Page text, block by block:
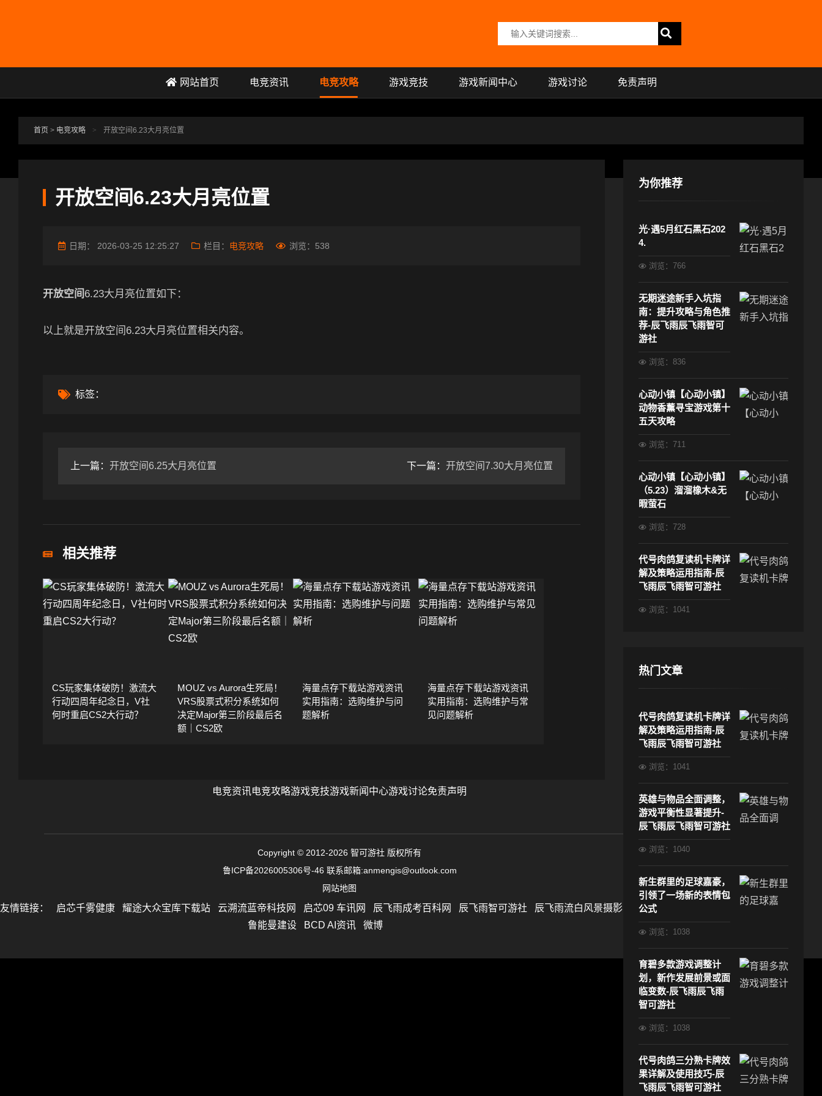
搜索关键词
网站首页 电竞资讯 电竞攻略 游戏竞技 游戏新闻中心 游戏讨论 免责声明
首页 > 电竞攻略 > 开放空间6.23大月亮位置
开放空间6.23大月亮位置
日期： 2026-03-25 12:25:27 栏目： 电竞攻略 浏览： 538
开放空间 6.23大月亮位置如下：
以上就是开放空间6.23大月亮位置相关内容。
标签：
上一篇： 开放空间6.25大月亮位置 下一篇： 开放空间7.30大月亮位置
相关推荐
CS玩家集体破防！激流大
行动四周年纪念日，V社
何时重启CS2大行动？
MOUZ vs Aurora生死局！
VRS股票式积分系统如何
决定Major第三阶段最后名
额｜CS2欧
海量点存下载站游戏资讯
实用指南：选购维护与问
题解析
海量点存下载站游戏资讯
实用指南：选购维护与常
见问题解析
为你推荐
光·遇5月红石黑石202
4.
浏览：766
无期迷途新手入坑指
南：提升攻略与角色推
荐-辰飞雨辰飞雨智可
游社
浏览：836
心动小镇【心动小镇】
动物香薰寻宝游戏第十
五天攻略
浏览：711
心动小镇【心动小镇】
（5.23）溜溜橡木&无
暇萤石
浏览：728
代号肉鸽复读机卡牌详
解及策略运用指南-辰
飞雨辰飞雨智可游社
浏览：1041
热门文章
代号肉鸽复读机卡牌详
解及策略运用指南-辰
飞雨辰飞雨智可游社
浏览：1041
英雄与物品全面调整，
游戏平衡性显著提升-
辰飞雨辰飞雨智可游社
浏览：1040
新生群里的足球嘉豪，
引领了一场新的表情包
公式
浏览：1038
育碧多款游戏调整计
划，新作发展前景或面
临变数-辰飞雨辰飞雨
智可游社
浏览：1038
代号肉鸽三分熟卡牌效
果详解及使用技巧-辰
飞雨辰飞雨智可游社
电竞资讯电竞攻略游戏竞技游戏新闻中心游戏讨论免责声明
Copyright © 2012-2026 智可游社 版权所有
鲁ICP备2026005306号-46 联系邮箱:anmengis@outlook.com
网站地图
友情链接： 启芯千雾健康 耀途大众宝库下载站 云溯流蓝帝科技网 启芯09 车讯网 辰飞雨成考百科网 辰飞雨智可游社
辰飞雨流白风景摄影
鲁能曼建设
BCD AI资讯 微博